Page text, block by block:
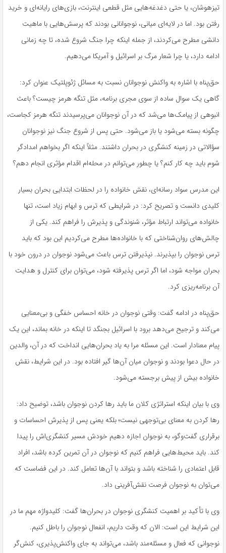
تیزهوشان، یا حتی دغدغه‌هایی مثل قطعی اینترنت، بازی‌های رایانه‌ای و خرید
رفتن بود. اما در لایه‌ای میانی، نوجوانانی بودند که پرسش‌هایی با ماهیت
دانشی مطرح می‌کردند، از جمله اینکه چرا جنگ شروع شده، تا چه زمانی
ادامه دارد، یا چرا شعار مرگ بر اسرائیل و آمریکا می‌دهیم.
حق‌پناه با اشاره به واکنش نوجوانان نسبت به مسائل ژئوپلتیک عنوان کرد:
گاهی یک سوال ساده از سوی مجری برنامه، مثل تنگه هرمز چیست؟ باعث
انبوهی از پیامک‌ها می‌شد که در آن نوجوانان می‌پرسیدند تنگه هرمز کجاست،
چگونه بسته می‌شود یا باز می‌شود. حتی پس از شروع جنگ نیز نوجوانان
سؤالاتی در زمینه کنشگری در بحران داشتند. مثلاً اینکه اگر بخواهم امدادگر
شوم باید چه کار کنم؟ یا چطور می‌توانم در محله‌ام اقدام مؤثری انجام دهم؟
این مدرس سواد رسانه‌ای، نقش خانواده را در لحظات ابتدایی بحران بسیار
کلیدی دانست و تصریح کرد: در شرایطی که ترس و ابهام زیاد است، تنها
خانواده می‌تواند ارتباط مؤثر، شنوندگی و پذیرش را فراهم کند. یکی از
چالش‌های روان‌شناختی که با خانواده‌ها مطرح می‌کردیم این بود که باید
ترس نوجوان را بپذیرند. نپذیرفتن ترس باعث می‌شود نوجوان در درون خود با
بحران مواجه شود، اما اگر ترس پذیرفته شود، می‌توان برای کنترل و هدایت
آن برنامه‌ریزی کرد.
حق‌پناه در ادامه گفت: وقتی نوجوان در خانه احساس خفگی و بی‌معنایی
می‌کند و ترجیح می‌دهد برود با اسرائیل بجنگد تا اینکه در خانه بماند، این یک
پیام معنادار است. این مسئله مرا به یاد بحران‌هایی انداخت که در آن، والدین
در حال دعوا بودند و نوجوان میان آن‌ها گیر افتاده بود. در این شرایط، نقش
خانواده بیش از پیش برجسته می‌شود.
وی با بیان اینکه استراتژی کلان ما باید رها کردن نوجوان باشد، توضیح داد:
رها کردن به معنای بی‌توجهی نیست؛ بلکه یعنی پس از پذیرش احساسات و
برقراری گفت‌وگو، به نوجوان اجازه دهیم خودش مسیر کنشگری‌اش را پیدا
کند. باید محیط‌هایی فراهم کنیم که نوجوان در آن تمرین کرده باشد، افراد
قابل اعتمادی را شناخته باشد و بتواند با آن‌ها تعامل کند. در این فضاست که
می‌توان به نوجوان فرصت نقش‌آفرینی داد.
وی با تأکید بر اهمیت کنشگری نوجوان در بحران‌ها گفت: کلیدواژه مهم ما در
این شرایط این است: الان که وقت داریم، انفعال نوجوان را باطل کنیم.
نوجوانی که فعال و مسئله‌مند باشد، می‌تواند به جای واکنش‌پذیری، کنش‌گر